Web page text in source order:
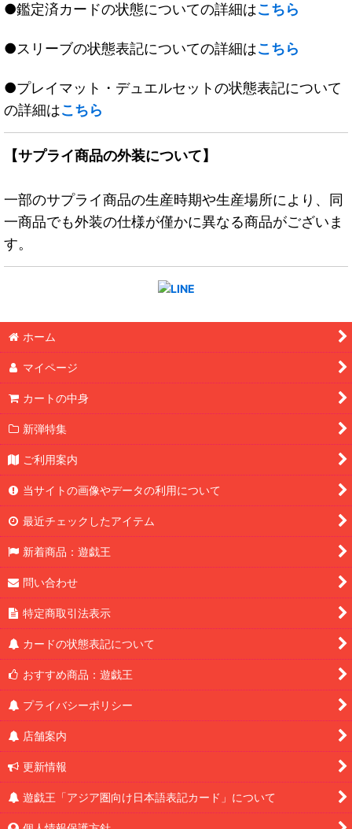
●鑑定済カードの状態についての詳細はこちら
●スリーブの状態表記についての詳細はこちら
●プレイマット・デュエルセットの状態表記について
の詳細はこちら
【サプライ商品の外装について】
一部のサプライ商品の生産時期や生産場所により、同
一商品でも外装の仕様が僅かに異なる商品がございま
す。
ホーム
マイページ
カートの中身
新弾特集
ご利用案内
当サイトの画像やデータの利用について
最近チェックしたアイテム
新着商品：遊戯王
問い合わせ
特定商取引法表示
カードの状態表記について
おすすめ商品：遊戯王
プライバシーポリシー
店舗案内
更新情報
遊戯王「アジア圏向け日本語表記カード」について